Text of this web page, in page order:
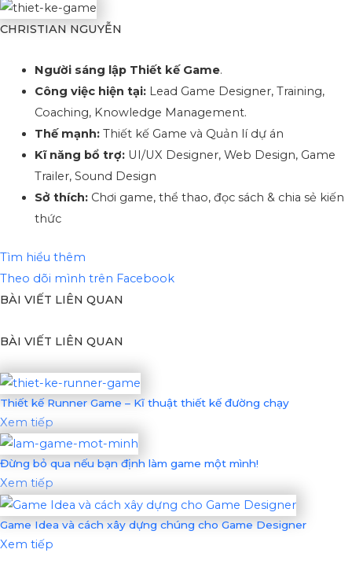
CHRISTIAN NGUYỄN
Người sáng lập Thiết kế Game.
Công việc hiện tại:Lead Game Designer, Training,
Coaching, Knowledge Management.
Thế mạnh:Thiết kế Game và Quản lí dự án
Kĩ năng bổ trợ:UI/UX Designer, Web Design, Game
Trailer, Sound Design
Sở thích:Chơi game, thể thao, đọc sách & chia sẻ kiến
thức
Tìm hiểu thêm
Theo dõi mình trên Facebook
BÀI VIẾT LIÊN QUAN
BÀI VIẾT LIÊN QUAN
Thiết kế Runner Game – Kĩ thuật thiết kế đường chạy
Xem tiếp
Đừng bỏ qua nếu bạn định làm game một mình!
Xem tiếp
Game Idea và cách xây dựng chúng cho Game Designer
Xem tiếp